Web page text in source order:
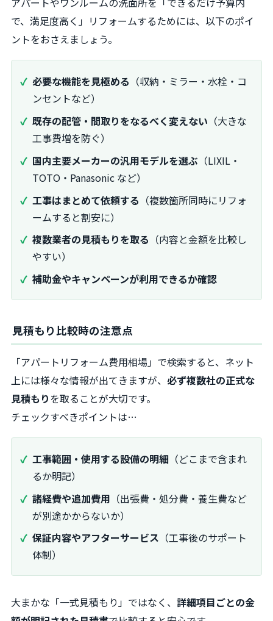
で、満足度高く」リフォームするためには、以下のポイ
ントをおさえましょう。
必要な機能を見極める （収納・ミラー・水栓・コ
ンセントなど）
既存の配管・間取りをなるべく変えない （大きな
工事費増を防ぐ）
国内主要メーカーの汎用モデルを選ぶ （LIXIL・
TOTO・Panasonic など）
工事はまとめて依頼する （複数箇所同時にリフォ
ームすると割安に）
複数業者の見積もりを取る （内容と金額を比較し
やすい）
補助金やキャンペーンが利用できるか確認
見積もり比較時の注意点
「アパートリフォーム費用相場」で検索すると、ネット
上には様々な情報が出てきますが、 必ず複数社の正式な
見積もりを取ることが大切です。
チェックすべきポイントは…
工事範囲・使用する設備の明細 （どこまで含まれ
るか明記）
諸経費や追加費用 （出張費・処分費・養生費など
が別途かからないか）
保証内容やアフターサービス （工事後のサポート
体制）
大まかな「一式見積もり」ではなく、 詳細項目ごとの金